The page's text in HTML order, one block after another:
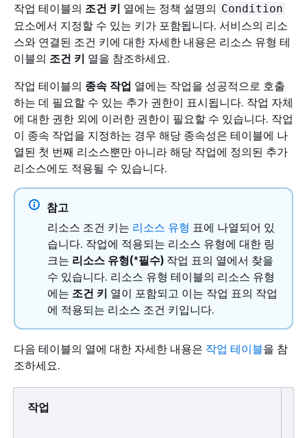
작업 테이블의 조건 키 열에는 정책 설명의 Condition
요소에서 지정할 수 있는 키가 포함됩니다. 서비스의 리소
스와 연결된 조건 키에 대한 자세한 내용은 리소스 유형 테
이블의 조건 키 열을 참조하세요.
작업 테이블의 종속 작업 열에는 작업을 성공적으로 호출
하는 데 필요할 수 있는 추가 권한이 표시됩니다. 작업 자체
에 대한 권한 외에 이러한 권한이 필요할 수 있습니다. 작업
이 종속 작업을 지정하는 경우 해당 종속성은 테이블에 나
열된 첫 번째 리소스뿐만 아니라 해당 작업에 정의된 추가
리소스에도 적용될 수 있습니다.
참고
리소스 조건 키는 리소스 유형 표에 나열되어 있
습니다. 작업에 적용되는 리소스 유형에 대한 링
크는 리소스 유형(*필수) 작업 표의 열에서 찾을
수 있습니다. 리소스 유형 테이블의 리소스 유형
에는 조건 키 열이 포함되고 이는 작업 표의 작업
에 적용되는 리소스 조건 키입니다.
다음 테이블의 열에 대한 자세한 내용은 작업 테이블을 참
조하세요.
작업